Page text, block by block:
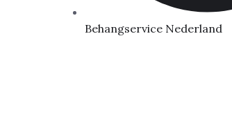
Behangservice Nederland